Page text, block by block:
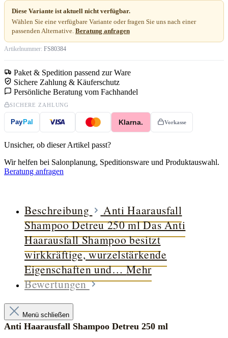
Diese Variante ist aktuell nicht verfügbar.
Wählen Sie eine verfügbare Variante oder fragen Sie uns nach einer
passenden Alternative. Beratung anfragen
Artikelnummer: FS80384
Paket & Spedition passend zur Ware
Sichere Zahlung & Käuferschutz
Persönliche Beratung vom Fachhandel
SICHERE ZAHLUNG
PayPal Klarna. Vorkasse
Unsicher, ob dieser Artikel passt?
Wir helfen bei Salonplanung, Speditionsware und Produktauswahl.
Beratung anfragen
Beschreibung
Anti Haarausfall
Shampoo Detreu 250 ml Das Anti
Haarausfall Shampoo besitzt
wirkkräftige, wurzelstärkende
Eigenschaften und…Mehr
Bewertungen
Menü schließen
Anti Haarausfall Shampoo Detreu 250 ml